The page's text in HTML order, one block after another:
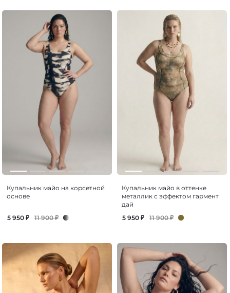
Купальник майо на корсетной
основе
5 950 ₽ 11 900₽
Купальник майо в оттенке
металлик с эффектом гармент
дай
5 950 ₽ 11 900₽